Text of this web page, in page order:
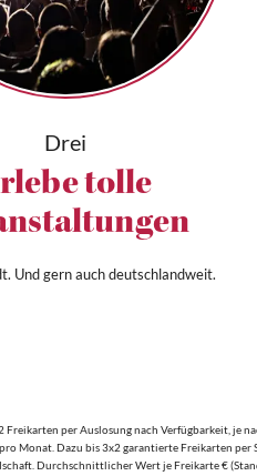
Drei
tolle
Und gern auch deutschlandweit.
Freikarten per Auslosung nach Verfügbarkeit, je
Monat. Dazu bis 3x2 garantierte Freikarten
Durchschnittlicher Wert je Freikarte €